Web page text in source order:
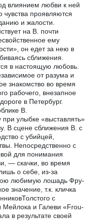
влиянием любви к ней
чувства проявляются
и жалости.
на В. почти
ему
он едет за нею в
сближения.
в настоящую любовь.
от разума и
знакомство во время
рабочего, внезапное
в Петербург.
В.
улыбке «выставлять»
В сцене сближения В. с
с убийцей,
Непосредственно с
для понимания
— скачки, во время
о себе, из-за
любимую лошадь Фру-
значение, т.к. кличка
с
и Галеви «Frou-
в результате своей